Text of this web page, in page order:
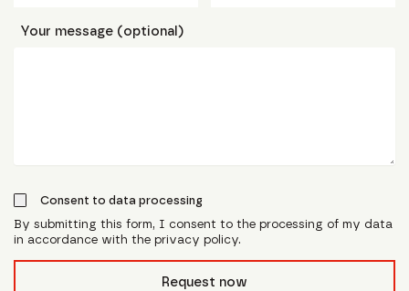
Your message (optional)
Consent to data processing
By submitting this form, I consent to the processing of my data
in accordance with the privacy policy.
Request now